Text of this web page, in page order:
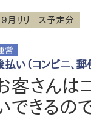
９月リリース予定分
払い（コンビニ、
客さんは
できるの